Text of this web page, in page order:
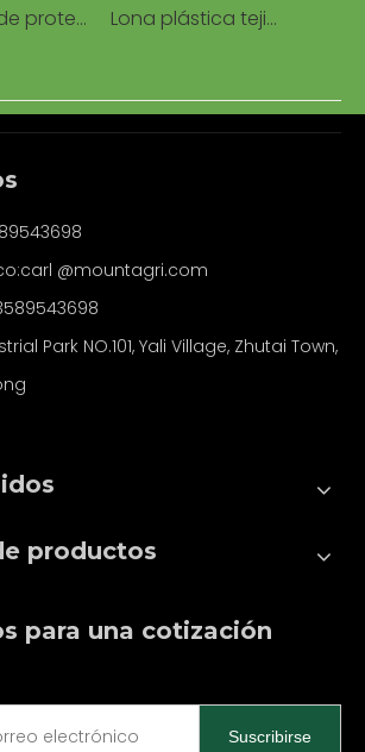
Cubierta de protección Lona de PE impermeable tejida transparente de 160 g para invernaderos agrícolas de frutas de cereza Lona plástica tejida cubierta de lluvia para huerto, resistente al agua a los rayos UV, antigoteo para cerezos/viñedos
@mountagri.com
Park NO.101, Yali Village, Zhutai Town,
productos
para una cotización
Suscribirse